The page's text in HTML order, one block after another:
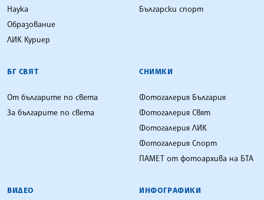
Наука
Образование
ЛИК Куриер
Български спорт
БГ СВЯТ
От българите по света
За българите по света
СНИМКИ
Фотогалерия България
Фотогалерия Свят
Фотогалерия ЛИК
Фотогалерия Спорт
ПАМЕТ от фотоархива на БТА
ВИДЕО ИНФОГРАФИКИ